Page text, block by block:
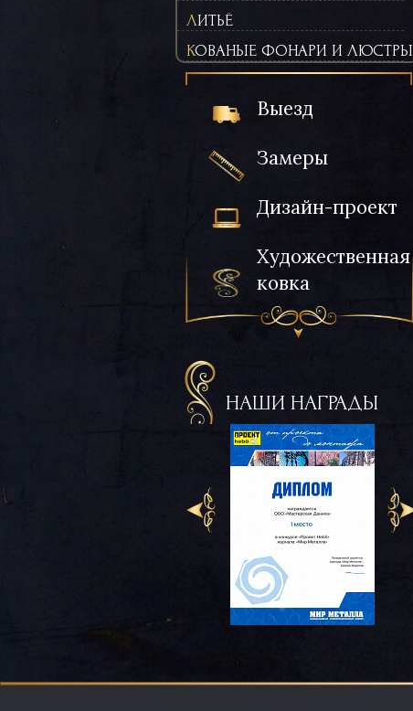
ЛИТЬЁ
КОВАНЫЕ ФОНАРИ И ЛЮСТРЫ
Выезд
Замеры
Дизайн-проект
Художественная
ковка
НАШИ НАГРАДЫ